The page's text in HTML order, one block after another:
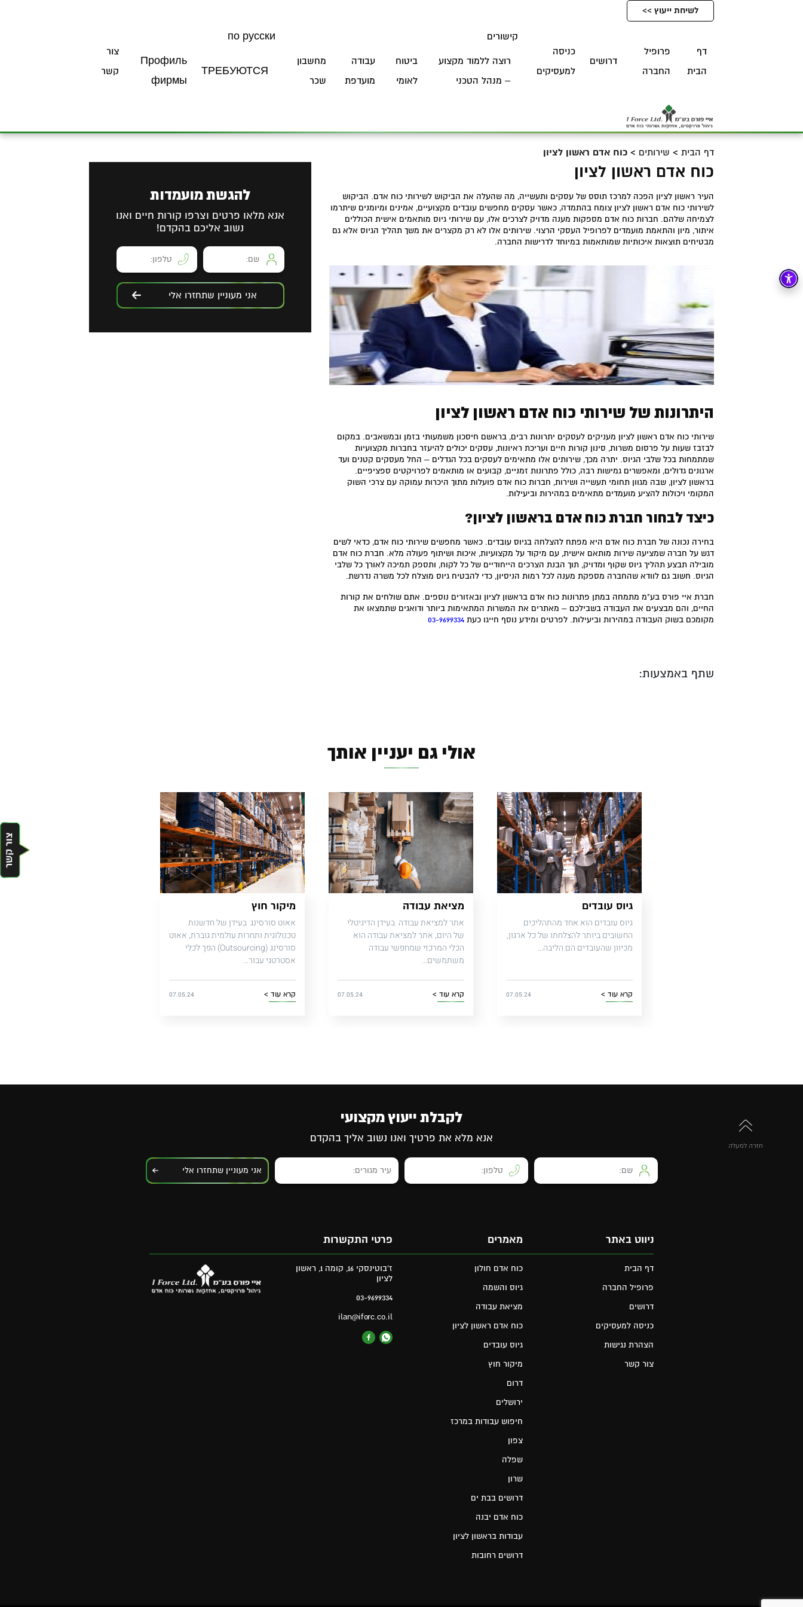
לשיחת ייעוץ >>
דף
הבית
פרופיל
החברה
דרושים
כניסה
למעסיקים
קישורים
רוצה ללמוד מקצוע
– מנהל הטכני
ביטוח
לאומי
עבודה
מועדפת
מחשבון
שכר
по русски
ТРЕБУЮТСЯ
Профиль
фирмы
צור
קשר
דף הבית > שירותים >כוח אדם ראשון לציון
כוח אדם ראשון לציון
העיר ראשון לציון הפכה למרכז תוסס של עסקים ותעשייה, מה שהעלה את הביקוש לשירותי כוח אדם. הביקוש
לשירותי כוח אדם ראשון לציון צומח בהתמדה, כאשר עסקים מחפשים עובדים מקצועיים, אמינים ומיומנים שיתרמו
לצמיחה שלהם. חברות כוח אדם מספקות מענה מדויק לצרכים אלו, עם שירותי גיוס מותאמים אישית הכוללים
איתור, מיון והתאמת מועמדים לפרופיל העסקי הרצוי. שירותים אלו לא רק מקצרים את משך תהליך הגיוס אלא גם
מבטיחים תוצאות איכותיות שמותאמות במיוחד לדרישות החברה.
היתרונות של שירותי כוח אדם ראשון לציון
שירותי כוח אדם ראשון לציון מעניקים לעסקים יתרונות רבים, בראשם חיסכון משמעותי בזמן ובמשאבים. במקום
לבזבז שעות על פרסום משרות, סינון קורות חיים ועריכת ראיונות, עסקים יכולים להיעזר בחברות מקצועיות
שמתמחות בכל שלבי הגיוס. יתרה מכך, שירותים אלו מתאימים לעסקים בכל הגדלים – החל מעסקים קטנים ועד
ארגונים גדולים, ומאפשרים גמישות רבה, כולל פתרונות זמניים, קבועים או מותאמים לפרויקטים ספציפיים.
בראשון לציון, שבה מגוון תחומי תעשייה ושירות, חברות כוח אדם פועלות מתוך היכרות עמוקה עם צרכי השוק
המקומי ויכולות להציע מועמדים מתאימים במהירות וביעילות.
כיצד לבחור חברת כוח אדם בראשון לציון?
בחירה נכונה של חברת כוח אדם היא מפתח להצלחה בגיוס עובדים. כאשר מחפשים שירותי כוח אדם, כדאי לשים
דגש על חברה שמציעה שירות מותאם אישית, עם מיקוד על מקצועיות, איכות ושיתוף פעולה מלא. חברת כוח אדם
מובילה תבצע תהליך גיוס שקוף ומדויק, תוך הבנת הצרכים הייחודיים של כל לקוח, ותספק תמיכה לאורך כל שלבי
הגיוס. חשוב גם לוודא שהחברה מספקת מענה לכל רמות הניסיון, כדי להבטיח גיוס מוצלח לכל משרה נדרשת.
חברת איי פורס בע"מ מתמחה במתן פתרונות כוח אדם בראשון לציון ובאזורים נוספים. אתם שולחים את קורות
החיים, והם מבצעים את העבודה בשבילכם – מאתרים את המשרות המתאימות ביותר ודואגים שתמצאו את
מקומכם בשוק העבודה במהירות וביעילות. לפרטים ומידע נוסף חייגו כעת03-9699334
שתף באמצעות:
להגשת מועמדות
אנא מלאו פרטים וצרפו קורות חיים ואנו
נשוב אליכם בהקדם!
אני מעוניין שתחזרו אלי
אולי גם יעניין אותך
גיוס עובדים
גיוס עובדים הוא אחד מהתהליכים
החשובים ביותר להצלחתו של כל ארגון,
מכיוון שהעובדים הם הליבה...
קרא עוד > 07.05.24
מציאת עבודה
אתר למציאת עבודה בעידן הדיגיטלי
של היום, אתר למציאת עבודה הוא
הכלי המרכזי שמחפשי עבודה
משתמשים...
קרא עוד > 07.05.24
מיקור חוץ
אאוט סורסינג בעידן של חדשנות
טכנולוגית ותחרות עולמית גוברת, אאוט
סורסינג (Outsourcing) הפך לכלי
אסטרטגי עבור...
קרא עוד > 07.05.24
חזרה למעלה
לקבלת ייעוץ מקצועי
אנא מלא את פרטיך ואנו נשוב אליך בהקדם
אני מעוניין שתחזרו אלי
ניווט באתר
דף הבית
פרופיל החברה
דרושים
כניסה למעסיקים
הצהרת נגישות
צור קשר
מאמרים
כוח אדם חולון
גיוס והשמה
מציאת עבודה
כוח אדם ראשון לציון
גיוס עובדים
מיקור חוץ
דרום
ירושלים
חיפוש עבודות במרכז
צפון
שפלה
שרון
דרושים בבת ים
כוח אדם יבנה
עבודות בראשון לציון
דרושים רחובות
פרטי התקשרות
ז'בוטינסקי 16, קומה 1, ראשון
לציון
03-9699334
ilan@iforc.co.il